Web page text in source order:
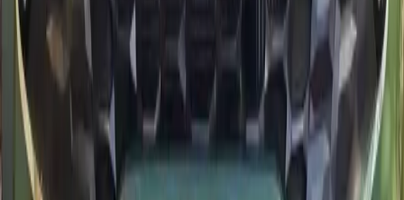
Concierge Kia
Podaj lot lub hotel, a przygotujemy Kia ze specjalistą dwujęzycznym
do przekazania.
Zaplanuj dostawę
Dostępne napędy: essence, diesel
Modele 2025 już na miejscu
Dostawa na lotnisko, do hotelu lub riadu w Agadirze w mniej niż 2
godziny.